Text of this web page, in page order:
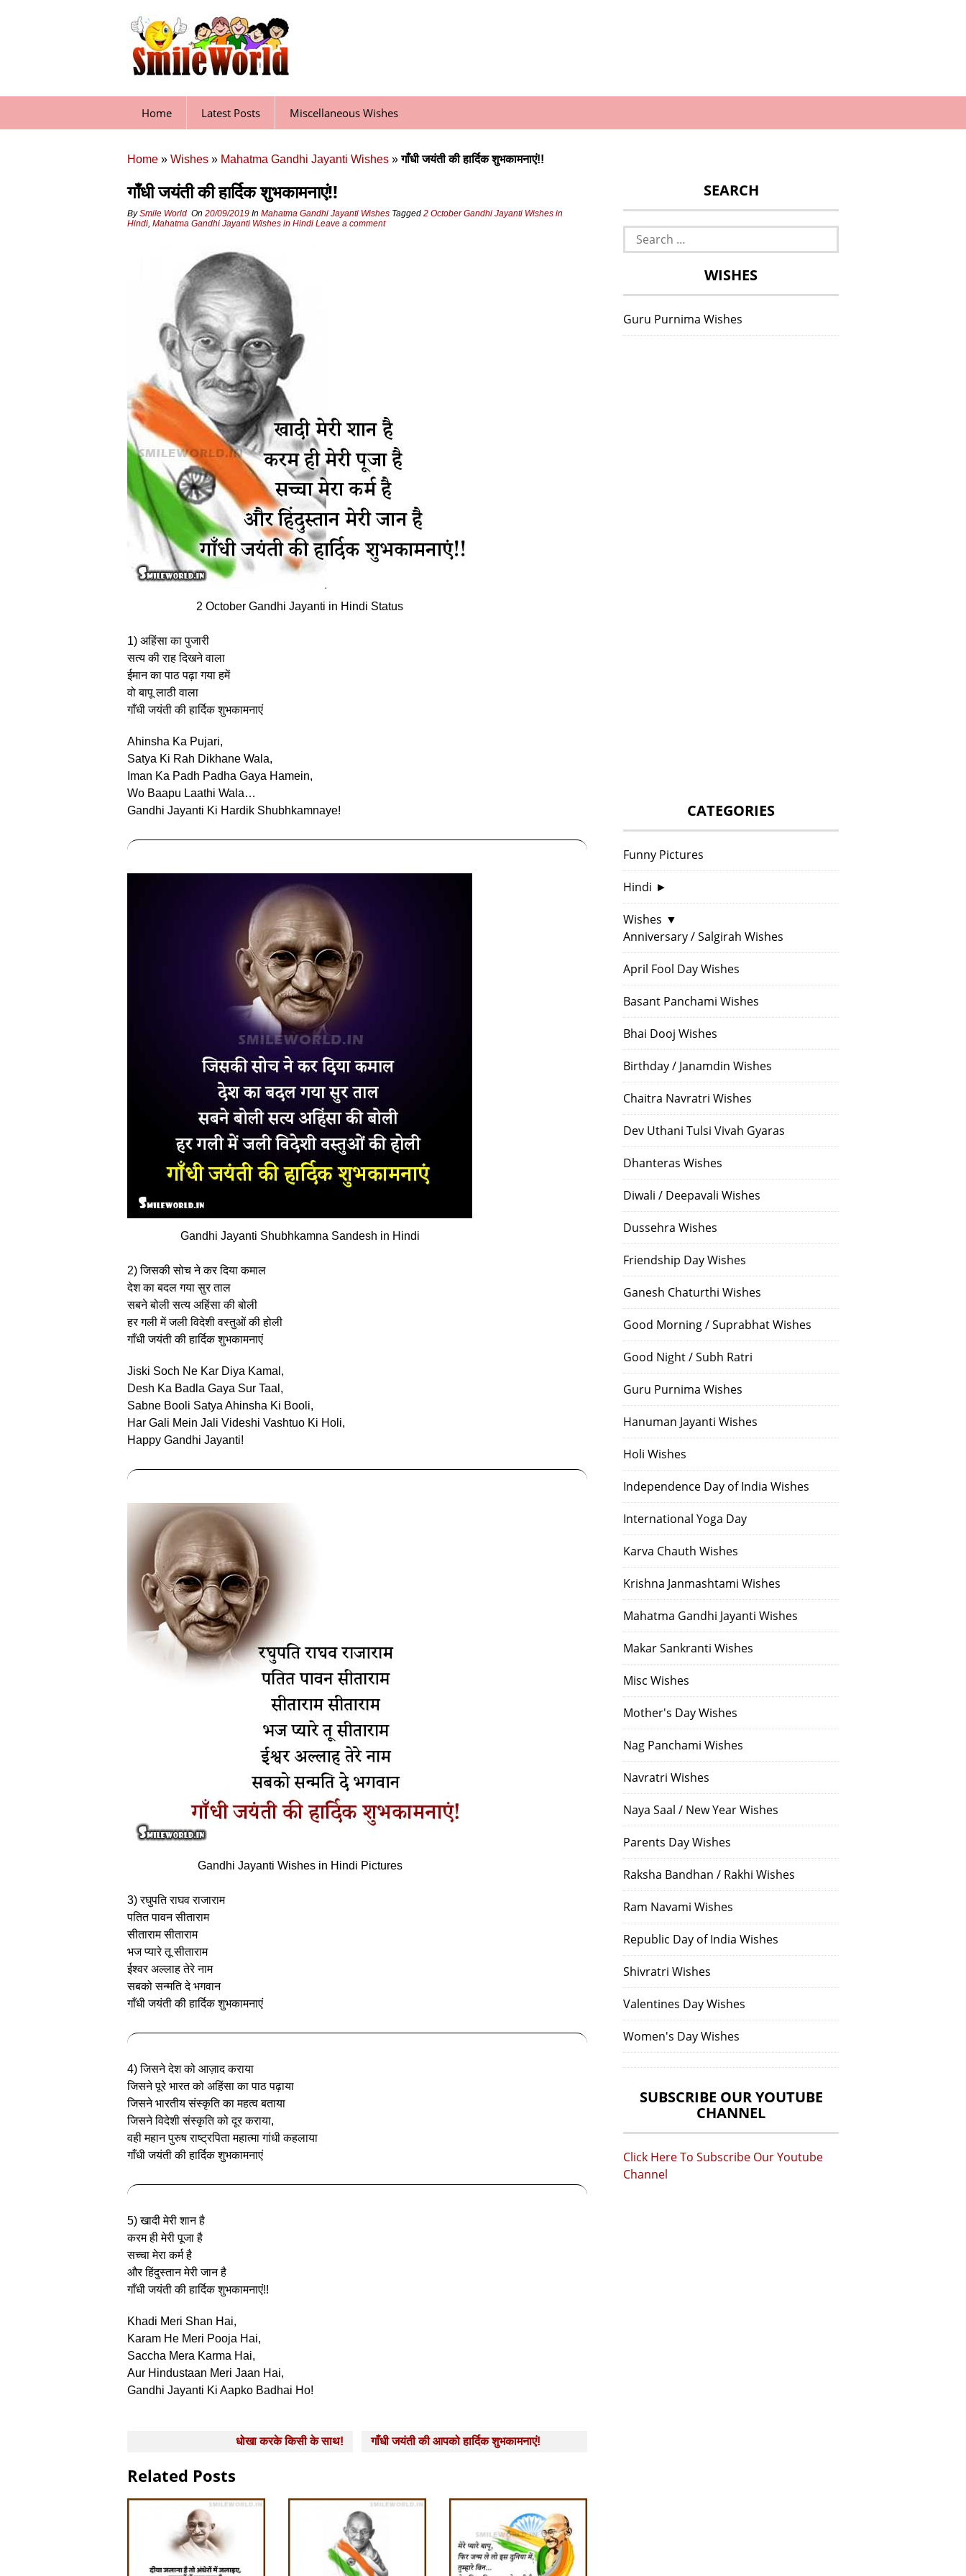
Home Latest Posts Miscellaneous Wishes
Home » Wishes » Mahatma Gandhi Jayanti Wishes »गाँधी जयंती की हार्दिक शुभकामनाएं!!
गाँधी जयंती की हार्दिक शुभकामनाएं!!
BySmile World On 20/09/2019 In Mahatma Gandhi Jayanti Wishes Tagged 2 October Gandhi Jayanti Wishes in
Hindi, Mahatma Gandhi Jayanti Wishes in Hindi Leave a comment
2 October Gandhi Jayanti in Hindi Status
1) अहिंसा का पुजारी
सत्य की राह दिखने वाला
ईमान का पाठ पढ़ा गया हमें
वो बापू लाठी वाला
गाँधी जयंती की हार्दिक शुभकामनाएं
Ahinsha Ka Pujari,
Satya Ki Rah Dikhane Wala,
Iman Ka Padh Padha Gaya Hamein,
Wo Baapu Laathi Wala…
Gandhi Jayanti Ki Hardik Shubhkamnaye!
Gandhi Jayanti Shubhkamna Sandesh in Hindi
2) जिसकी सोच ने कर दिया कमाल
देश का बदल गया सुर ताल
सबने बोली सत्य अहिंसा की बोली
हर गली में जली विदेशी वस्तुओं की होली
गाँधी जयंती की हार्दिक शुभकामनाएं
Jiski Soch Ne Kar Diya Kamal,
Desh Ka Badla Gaya Sur Taal,
Sabne Booli Satya Ahinsha Ki Booli,
Har Gali Mein Jali Videshi Vashtuo Ki Holi,
Happy Gandhi Jayanti!
Gandhi Jayanti Wishes in Hindi Pictures
3) रघुपति राघव राजाराम
पतित पावन सीताराम
सीताराम सीताराम
भज प्यारे तू सीताराम
ईश्वर अल्लाह तेरे नाम
सबको सन्मति दे भगवान
गाँधी जयंती की हार्दिक शुभकामनाएं
4) जिसने देश को आज़ाद कराया
जिसने पूरे भारत को अहिंसा का पाठ पढ़ाया
जिसने भारतीय संस्कृति का महत्व बताया
जिसने विदेशी संस्कृति को दूर कराया,
वही महान पुरुष राष्ट्रपिता महात्मा गांधी कहलाया
गाँधी जयंती की हार्दिक शुभकामनाएं
5) खादी मेरी शान है
करम ही मेरी पूजा है
सच्चा मेरा कर्म है
और हिंदुस्तान मेरी जान है
गाँधी जयंती की हार्दिक शुभकामनाएं!!
Khadi Meri Shan Hai,
Karam He Meri Pooja Hai,
Saccha Mera Karma Hai,
Aur Hindustaan Meri Jaan Hai,
Gandhi Jayanti Ki Aapko Badhai Ho!
धोखा करके किसी के साथ! गाँधी जयंती की आपको हार्दिक शुभकामनाएं!
Related Posts
SEARCH
Search
for:
WISHES
Guru Purnima Wishes
CATEGORIES
Funny Pictures
Hindi ►
Wishes ▼
Anniversary / Salgirah Wishes
April Fool Day Wishes
Basant Panchami Wishes
Bhai Dooj Wishes
Birthday / Janamdin Wishes
Chaitra Navratri Wishes
Dev Uthani Tulsi Vivah Gyaras
Dhanteras Wishes
Diwali / Deepavali Wishes
Dussehra Wishes
Friendship Day Wishes
Ganesh Chaturthi Wishes
Good Morning / Suprabhat Wishes
Good Night / Subh Ratri
Guru Purnima Wishes
Hanuman Jayanti Wishes
Holi Wishes
Independence Day of India Wishes
International Yoga Day
Karva Chauth Wishes
Krishna Janmashtami Wishes
Mahatma Gandhi Jayanti Wishes
Makar Sankranti Wishes
Misc Wishes
Mother's Day Wishes
Nag Panchami Wishes
Navratri Wishes
Naya Saal / New Year Wishes
Parents Day Wishes
Raksha Bandhan / Rakhi Wishes
Ram Navami Wishes
Republic Day of India Wishes
Shivratri Wishes
Valentines Day Wishes
Women's Day Wishes
SUBSCRIBE OUR YOUTUBE
CHANNEL
Click Here To Subscribe Our Youtube
Channel